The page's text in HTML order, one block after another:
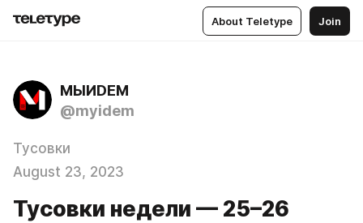
About Teletype Join
МЫИDЕМ
@myidem
Тусовки
August 23, 2023
Тусовки недели — 25–26